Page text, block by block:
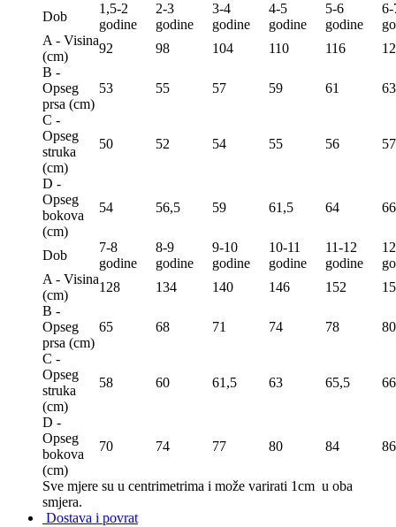
Dob
1,5-2
godine
2-3
godine
3-4
godine
4-5
godine
5-6
godine
6-
A - Visina
(сm)
92 98 104 110 116
B -
Opseg
prsa (сm)
53 55 57 59 61 63
C -
Opseg
struka
(сm)
50 52 54 55 56 57
D -
Opseg
bokova
(сm)
54 56,5 59 61,5 64 66
Dob
7-8
godine
8-9
godine
9-10
godine
10-11
godine
11-12
godine
A - Visina
(сm)
128 134 140 146 152
B -
Opseg
prsa (сm)
65 68 71 74 78 80
C -
Opseg
struka
(сm)
58 60 61,5 63 65,5
D -
Opseg
bokova
(сm)
70 74 77 80 84 86
Sve mjere su u centrimetrima i može varirati 1cm u oba
smjera.
Dostava i povrat